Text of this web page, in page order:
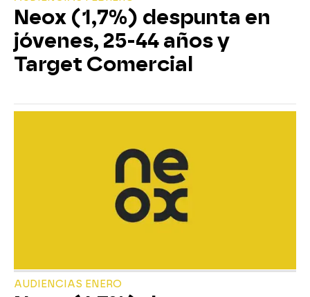
Neox (1,7%) despunta en
jóvenes, 25-44 años y
Target Comercial
AUDIENCIAS ENERO